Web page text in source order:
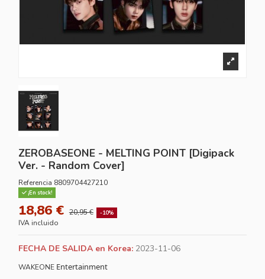
ZEROBASEONE - MELTING POINT [Digipack
Ver. - Random Cover]
Referencia 8809704427210
¡En stock!
18,86 € 20,95 € -10%
IVA incluido
FECHA DE SALIDA en Korea: 2023-11-06
WAKEONE Entertainment